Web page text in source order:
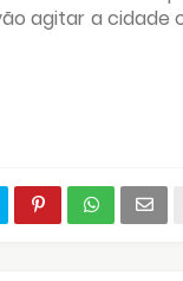
agitar a cidade